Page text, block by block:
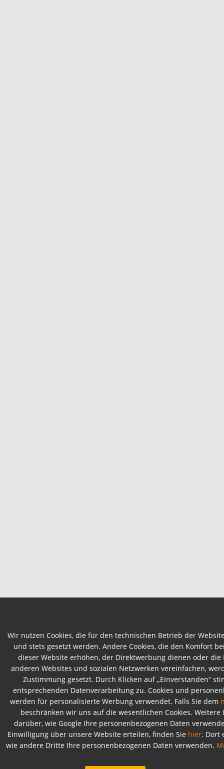
Wir nutzen Cookies, die für den technischen Betrieb der
und stets gesetzt werden. Andere Cookies, die den Komfort
dieser Website erhöhen, der Direktwerbung dienen oder
anderen Websites und sozialen Netzwerken vereinfachen,
Zustimmung gesetzt. Durch Klicken auf „Einverstanden“
entsprechenden Datenverarbeitung zu. Cookies und
werden für personalisierte Werbung verwendet. Falls Sie dem
beschränken wir uns auf die wesentlichen Cookies.
darüber, wie Google Ihre personenbezogenen Daten
Einwilligung über unsere Website erteilen, finden Sie hier. Dort
wie andere Dritte Ihre personenbezogenen Daten verwenden.